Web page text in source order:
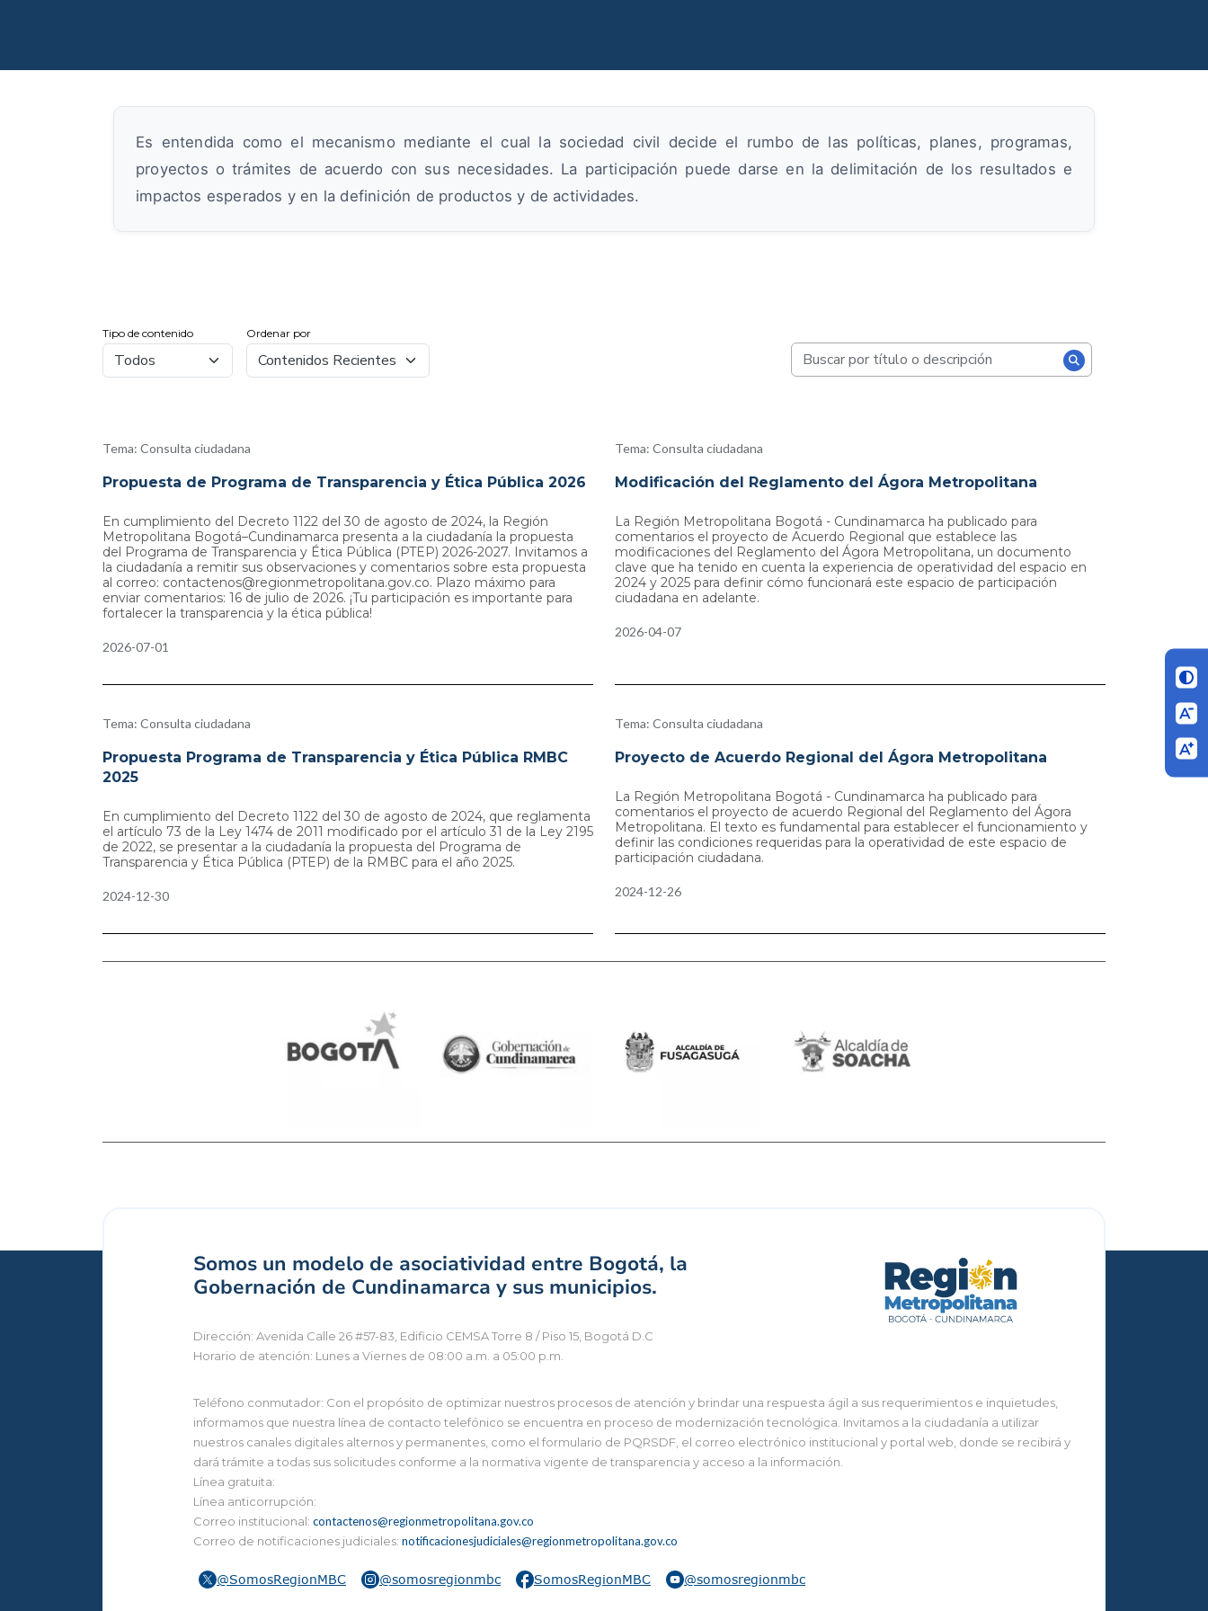
Es entendida como el mecanismo mediante el cual la sociedad civil decide el rumbo de las políticas, planes, programas,
proyectos o trámites de acuerdo con sus necesidades. La participación puede darse en la delimitación de los resultados e
impactos esperados y en la definición de productos y de actividades.
Tipo de contenido Ordenar por
Tema: Consulta ciudadana
Propuesta de Programa de Transparencia y Ética Pública 2026
En cumplimiento del Decreto 1122 del 30 de agosto de 2024, la Región
Metropolitana Bogotá–Cundinamarca presenta a la ciudadanía la propuesta
del Programa de Transparencia y Ética Pública (PTEP) 2026-2027. Invitamos a
la ciudadanía a remitir sus observaciones y comentarios sobre esta propuesta
al correo: contactenos@regionmetropolitana.gov.co. Plazo máximo para
enviar comentarios: 16 de julio de 2026. ¡Tu participación es importante para
fortalecer la transparencia y la ética pública!
2026-07-01
Tema: Consulta ciudadana
Modificación del Reglamento del Ágora Metropolitana
La Región Metropolitana Bogotá - Cundinamarca ha publicado para
comentarios el proyecto de Acuerdo Regional que establece las
modificaciones del Reglamento del Ágora Metropolitana, un documento
clave que ha tenido en cuenta la experiencia de operatividad del espacio en
2024 y 2025 para definir cómo funcionará este espacio de participación
ciudadana en adelante.
2026-04-07
Tema: Consulta ciudadana
Propuesta Programa de Transparencia y Ética Pública RMBC
2025
En cumplimiento del Decreto 1122 del 30 de agosto de 2024, que reglamenta
el artículo 73 de la Ley 1474 de 2011 modificado por el artículo 31 de la Ley 2195
de 2022, se presentar a la ciudadanía la propuesta del Programa de
Transparencia y Ética Pública (PTEP) de la RMBC para el año 2025.
2024-12-30
Tema: Consulta ciudadana
Proyecto de Acuerdo Regional del Ágora Metropolitana
La Región Metropolitana Bogotá - Cundinamarca ha publicado para
comentarios el proyecto de acuerdo Regional del Reglamento del Ágora
Metropolitana. El texto es fundamental para establecer el funcionamiento y
definir las condiciones requeridas para la operatividad de este espacio de
participación ciudadana.
2024-12-26
Somos un modelo de asociatividad entre Bogotá, la
Gobernación de Cundinamarca y sus municipios.
Dirección: Avenida Calle 26 #57-83, Edificio CEMSA Torre 8 / Piso 15, Bogotá D.C
Horario de atención: Lunes a Viernes de 08:00 a.m. a 05:00 p.m.
Teléfono conmutador: Con el propósito de optimizar nuestros procesos de atención y brindar una respuesta ágil a sus requerimientos e inquietudes,
informamos que nuestra línea de contacto telefónico se encuentra en proceso de modernización tecnológica. Invitamos a la ciudadanía a utilizar
nuestros canales digitales alternos y permanentes, como el formulario de PQRSDF, el correo electrónico institucional y portal web, donde se recibirá y
dará trámite a todas sus solicitudes conforme a la normativa vigente de transparencia y acceso a la información.
Línea gratuita:
Línea anticorrupción:
Correo institucional: contactenos@regionmetropolitana.gov.co
Correo de notificaciones judiciales: notificacionesjudiciales@regionmetropolitana.gov.co
@SomosRegionMBC @somosregionmbc SomosRegionMBC @somosregionmbc